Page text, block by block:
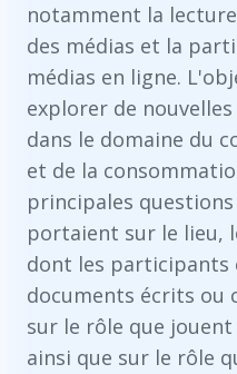
notamment la
des médias et la
médias en ligne.
explorer de
dans le domaine du
et de la
principales
portaient sur le lieu,
dont les participants
documents écrits ou
sur le rôle que
ainsi que sur le rôle